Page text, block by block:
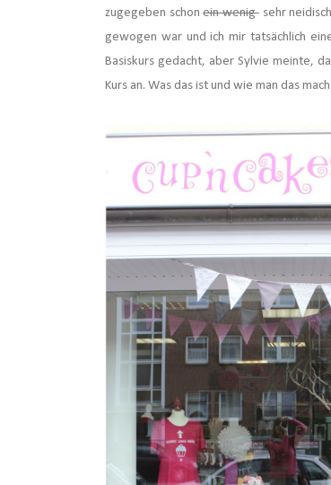
zugegeben schonein wenigsehr
gewogen war und ich mir tatsächlich
Basiskurs gedacht, aber Sylvie meinte,
Kurs an. Was das ist und wie man das